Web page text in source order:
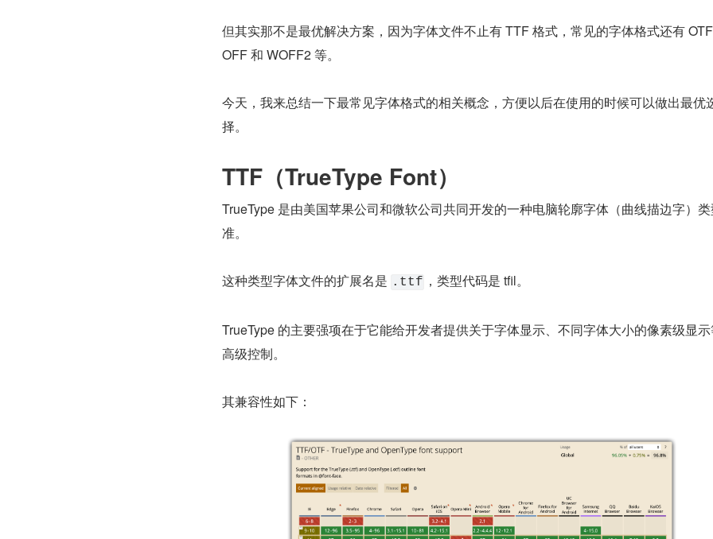
但其实那不是最优解决方案，因为字体文件不止有 TTF 格式，常见的字体格式还有
OFF 和 WOFF2 等。
今天，我来总结一下最常见字体格式的相关概念，方便以后在使用的时候可以做出最优
择。
TTF（TrueType Font）
TrueType 是由美国苹果公司和微软公司共同开发的一种电脑轮廓字体（曲线描边字）
准。
这种类型字体文件的扩展名是 .ttf ，类型代码是 tfil。
TrueType 的主要强项在于它能给开发者提供关于字体显示、不同字体大小的像素级显
高级控制。
其兼容性如下：